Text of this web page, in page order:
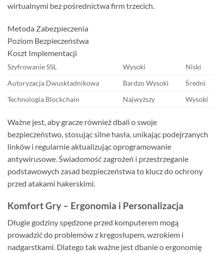
wirtualnymi bez pośrednictwa firm trzecich.
Metoda Zabezpieczenia
Poziom Bezpieczeństwa
Koszt Implementacji
Szyfrowanie SSL Wysoki
Niski
Autoryzacja Dwuskładnikowa
Bardzo Wysoki
Średni
Technologia Blockchain
Najwyższy Wysoki
Ważne jest, aby gracze również dbali o swoje
bezpieczeństwo, stosując silne hasła, unikając podejrzanych
linków i regularnie aktualizując oprogramowanie
antywirusowe. Świadomość zagrożeń i przestrzeganie
podstawowych zasad bezpieczeństwa to klucz do ochrony
przed atakami hakerskimi.
Komfort Gry – Ergonomia i Personalizacja
Długie godziny spędzone przed komputerem mogą
prowadzić do problemów z kręgosłupem, wzrokiem i
nadgarstkami. Dlatego tak ważne jest dbanie o ergonomię